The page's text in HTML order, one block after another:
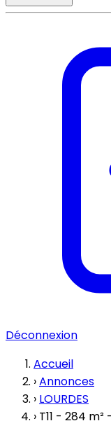
Déconnexion
Accueil
›Annonces
› LOURDES
› T11 - 284